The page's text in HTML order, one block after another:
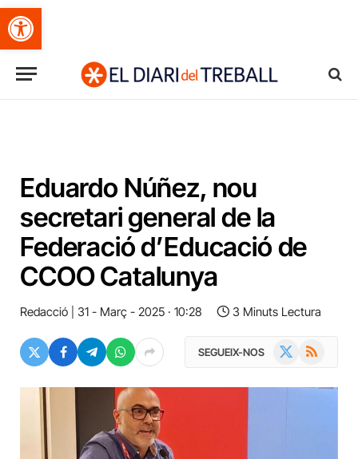
Obre la barra d'eines
Eduardo Núñez, nou
secretari general de la
Federació d’Educació de
CCOO Catalunya
Redacció 31 - Març - 2025 · 10:28 3 Minuts Lectura
SEGUEIX-NOS RSS